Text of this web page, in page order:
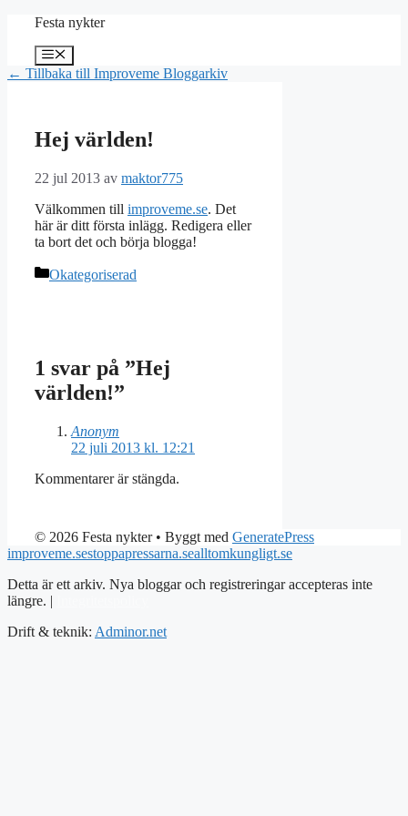
Hoppa
innehåll
Festa nykter
Meny
← Tillbaka till Improveme Bloggarkiv
Hej världen!
22 jul 2013 av maktor775
Välkommen till improveme.se. Det
här är ditt första inlägg. Redigera eller
ta bort det och börja blogga!
Kategorier
Okategoriserad
1 svar på ”Hej
världen!”
Anonym
22 juli 2013 kl. 12:21
Kommentarer är stängda.
© 2026 Festa nykter• Byggt med GeneratePress
improveme.sestoppapressarna.sealltomkungligt.se
Detta är ett arkiv. Nya bloggar och registreringar accepteras inte
längre. |
Drift & teknik: Adminor.net